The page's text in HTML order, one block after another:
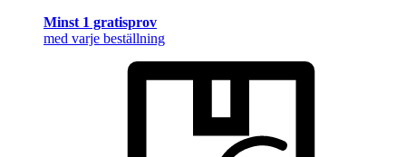
Minst 1 gratisprov
med varje beställning